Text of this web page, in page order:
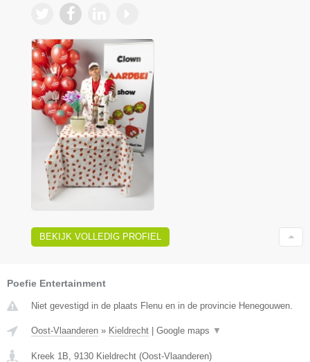
BEKIJK VOLLEDIG PROFIEL
Poefie Entertainment
Niet gevestigd in de plaats Flenu en in de provincie Henegouwen.
Oost-Vlaanderen » Kieldrecht | Google maps ▼
Kreek 1B 9130 Kieldrecht (Oost-Vlaanderen)